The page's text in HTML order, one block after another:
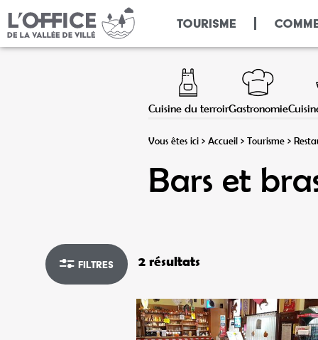
TOURISME
Cuisine du terroirGastronomie
Vous êtes ici > Accueil> Tourisme>
Bars et
Filtres 2 résultats
Panneau de gestion des cookies